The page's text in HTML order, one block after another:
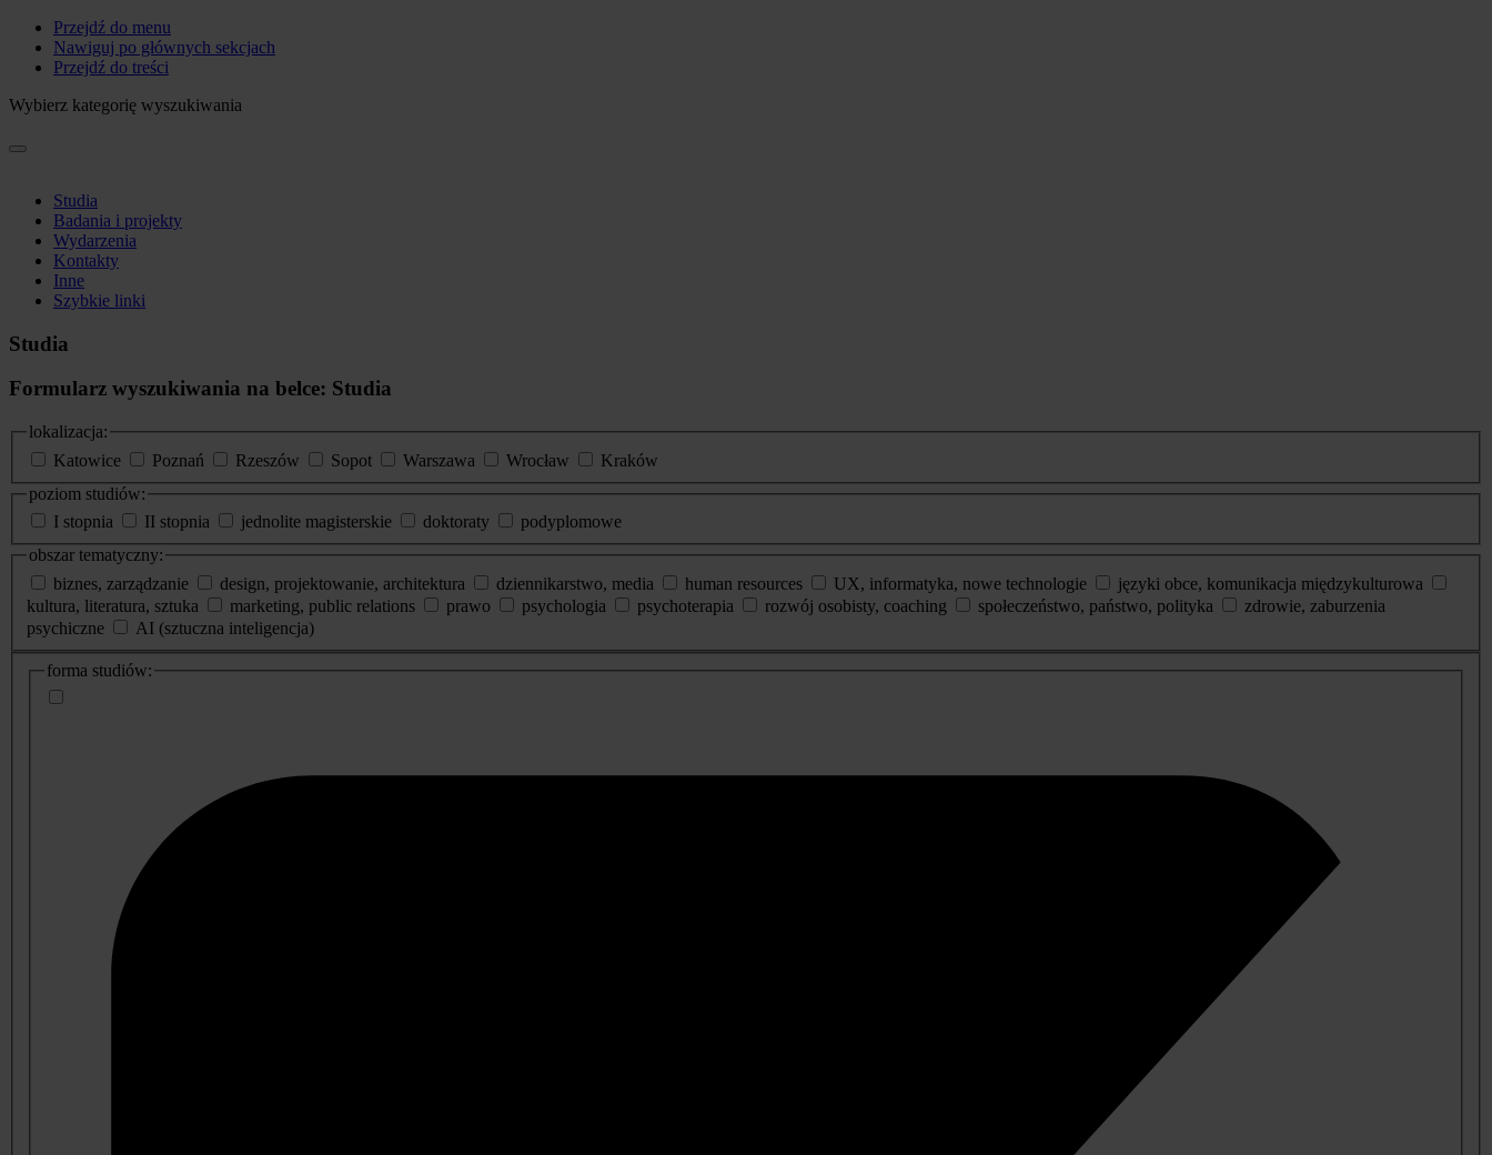
Przejdź do menu
Nawiguj po głównych sekcjach
Przejdź do treści
Wybierz kategorię wyszukiwania
Studia
Badania i projekty
Wydarzenia
Kontakty
Inne
Szybkie linki
Studia
Formularz wyszukiwania na belce: Studia
lokalizacja:
Katowice
Poznań Rzeszów Sopot Warszawa Wrocław
Kraków
poziom studiów:
I stopnia
II stopnia jednolite magisterskie doktoraty
podyplomowe
obszar tematyczny:
biznes, zarządzanie
design, projektowanie, architektura dziennikarstwo, media human resources UX, informatyka, nowe technologie
języki obce, komunikacja międzykulturowa
kultura, literatura, sztuka
marketing, public relations prawo psychologia psychoterapia rozwój osobisty, coaching społeczeństwo, państwo, polityka
zdrowie, zaburzenia
psychiczne
AI (sztuczna inteligencja)
dodatkowe
informacje
forma studiów: